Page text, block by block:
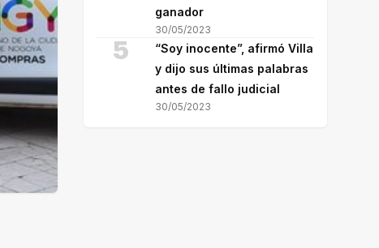
ganador
30/05/2023
5
“Soy inocente”, afirmó Villa
y dijo sus últimas palabras
antes de fallo judicial
30/05/2023